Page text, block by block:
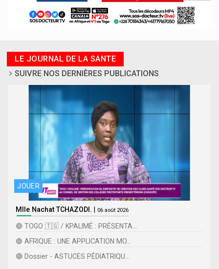
LE JOURNAL DE LA SANTE
SUIVRE NOS DERNIÈRES PUBLICATIONS
JOUER
Mlle Nachat TCHAZODI. | 06 août 2026
🔵 TOGO 🇹🇬 / KPALIMÉ : PRÉSENTA...
🟢 AFRIQUE : UNE APPLICATION MO...
🔴 Dossier - ASTUCES PÉDIATRIQU...